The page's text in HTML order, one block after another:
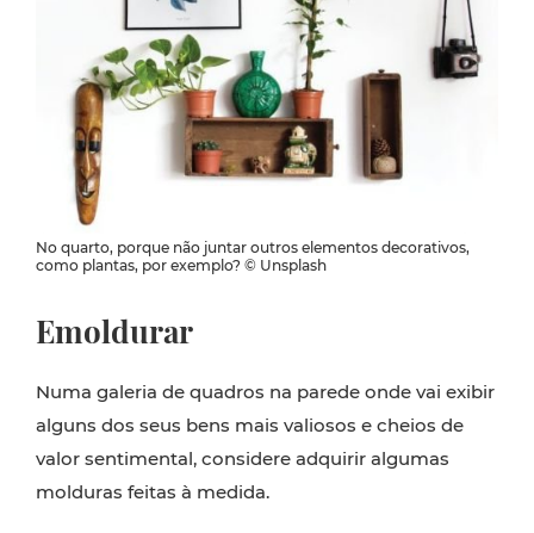
No quarto, porque não juntar outros elementos decorativos,
como plantas, por exemplo? © Unsplash
Emoldurar
Numa galeria de quadros na parede onde vai exibir
alguns dos seus bens mais valiosos e cheios de
valor sentimental, considere adquirir algumas
molduras feitas à medida.